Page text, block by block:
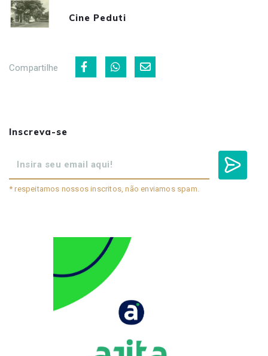
Cine Peduti
Compartilhe
Inscreva-se
* respeitamos nossos inscritos, não enviamos spam.